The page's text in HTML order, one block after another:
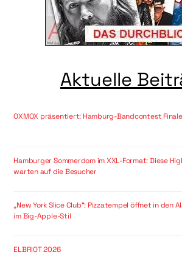
Aktuelle
OXMOX präsentiert: Hamburg-Bandcontest
Hamburger Sommerdom im XXL-Format: Diese
warten auf die Besucher
„New York Slice Club“: Pizzatempel öffnet in den
im Big-Apple-Stil
ELBRIOT 2026